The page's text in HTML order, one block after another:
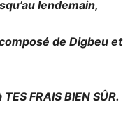
lendemain,
de Digbeu et
FRAIS BIEN SÛR.